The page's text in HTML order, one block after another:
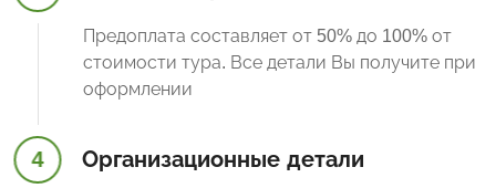
Предоплата составляет от 50% до 100% от
стоимости тура. Все детали Вы получите при
оформлении
4 Организационные детали